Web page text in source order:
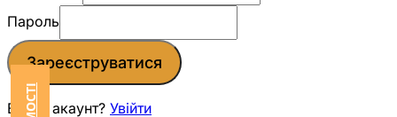
Пароль
Зареєструватися
Вже є акаунт? Увійти